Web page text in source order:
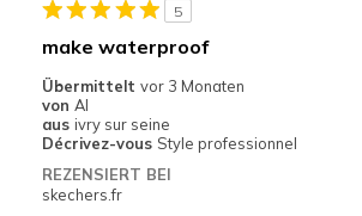
Feels too narrow
Sizing
Feels full size too small
View On Shoes
I'm Really Into Shoes
5
make waterproof
Übermittelt vor 3 Monaten
von Al
aus ivry sur seine
Décrivez-vous Style professionnel
REZENSIERT BEI
skechers.fr